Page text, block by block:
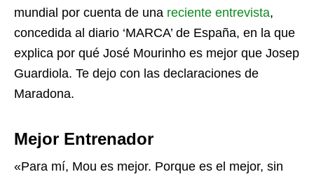
mundial por cuenta de una reciente entrevista,
concedida al diario ‘MARCA’ de España, en la que
explica por qué José Mourinho es mejor que Josep
Guardiola. Te dejo con las declaraciones de
Maradona.
Mejor Entrenador
«Para mí, Mou es mejor. Porque es el mejor, sin